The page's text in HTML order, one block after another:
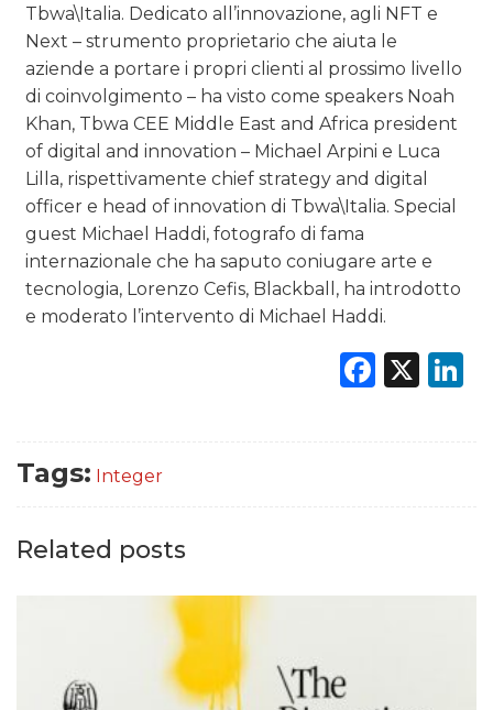
Tbwa\Italia. Dedicato all’innovazione, agli NFT e
Next – strumento proprietario che aiuta le
aziende a portare i propri clienti al prossimo livello
di coinvolgimento – ha visto come speakers Noah
Khan, Tbwa CEE Middle East and Africa president
of digital and innovation – Michael Arpini e Luca
Lilla, rispettivamente chief strategy and digital
officer e head of innovation di Tbwa\Italia. Special
guest Michael Haddi, fotografo di fama
internazionale che ha saputo coniugare arte e
tecnologia, Lorenzo Cefis, Blackball, ha introdotto
e moderato l’intervento di Michael Haddi.
X
Tags: Integer
Related posts